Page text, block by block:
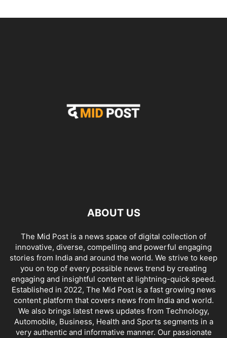
ABOUT US
The Mid Post is a news space of digital collection of
innovative, diverse, compelling and powerful engaging
stories from India and around the world. We strive to keep
you on top of every possible news trend by creating
engaging and insightful content at lightning-quick speed.
Established in 2022, The Mid Post is a fast growing news
content platform that covers news from India and world.
We also brings latest news updates from Technology,
Automobile, Business, Health and Sports segments in a
very authentic and informative manner. Our passionate